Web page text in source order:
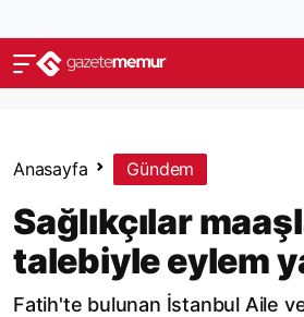
Anasayfa Gündem
Sağlıkçılar
talebiyle eylem
Fatih'te bulunan İstanbul Aile